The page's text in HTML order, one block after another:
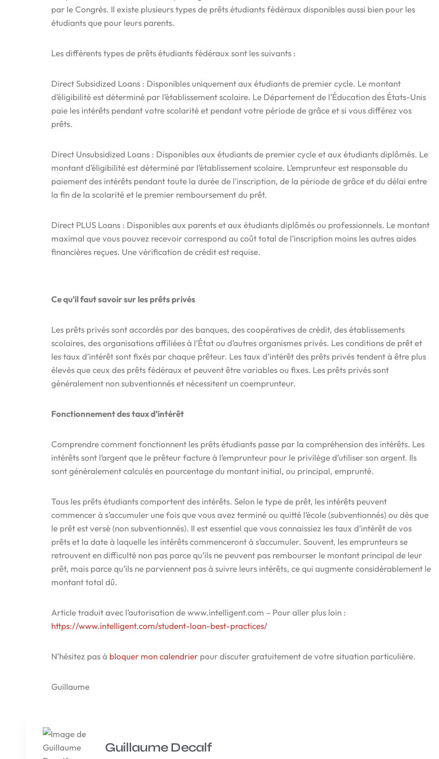
par le Congrès. Il existe plusieurs types de prêts étudiants fédéraux disponibles aussi bien pour les
étudiants que pour leurs parents.
Les différents types de prêts étudiants fédéraux sont les suivants :
Direct Subsidized Loans : Disponibles uniquement aux étudiants de premier cycle. Le montant
d’éligibilité est déterminé par l’établissement scolaire. Le Département de l’Éducation des États-Unis
paie les intérêts pendant votre scolarité et pendant votre période de grâce et si vous différez vos
prêts.
Direct Unsubsidized Loans : Disponibles aux étudiants de premier cycle et aux étudiants diplômés. Le
montant d’éligibilité est déterminé par l’établissement scolaire. L’emprunteur est responsable du
paiement des intérêts pendant toute la durée de l’inscription, de la période de grâce et du délai entre
la fin de la scolarité et le premier remboursement du prêt.
Direct PLUS Loans : Disponibles aux parents et aux étudiants diplômés ou professionnels. Le montant
maximal que vous pouvez recevoir correspond au coût total de l’inscription moins les autres aides
financières reçues. Une vérification de crédit est requise.
Ce qu’il faut savoir sur les prêts privés
Les prêts privés sont accordés par des banques, des coopératives de crédit, des établissements
scolaires, des organisations affiliées à l’État ou d’autres organismes privés. Les conditions de prêt et
les taux d’intérêt sont fixés par chaque prêteur. Les taux d’intérêt des prêts privés tendent à être plus
élevés que ceux des prêts fédéraux et peuvent être variables ou fixes. Les prêts privés sont
généralement non subventionnés et nécessitent un coemprunteur.
Fonctionnement des taux d’intérêt
Comprendre comment fonctionnent les prêts étudiants passe par la compréhension des intérêts. Les
intérêts sont l’argent que le prêteur facture à l’emprunteur pour le privilège d’utiliser son argent. Ils
sont généralement calculés en pourcentage du montant initial, ou principal, emprunté.
Tous les prêts étudiants comportent des intérêts. Selon le type de prêt, les intérêts peuvent
commencer à s’accumuler une fois que vous avez terminé ou quitté l’école (subventionnés) ou dès que
le prêt est versé (non subventionnés). Il est essentiel que vous connaissiez les taux d’intérêt de vos
prêts et la date à laquelle les intérêts commenceront à s’accumuler. Souvent, les emprunteurs se
retrouvent en difficulté non pas parce qu’ils ne peuvent pas rembourser le montant principal de leur
prêt, mais parce qu’ils ne parviennent pas à suivre leurs intérêts, ce qui augmente considérablement le
montant total dû.
Article traduit avec l’autorisation de www.intelligent.com – Pour aller plus loin :
https://www.intelligent.com/student-loan-best-practices/
N’hésitez pas à bloquer mon calendrier pour discuter gratuitement de votre situation particulière.
Guillaume
Guillaume Decalf